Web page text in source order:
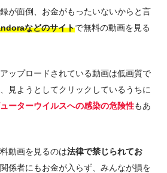
が面倒、お金がもったいないからと言
などのサイトで無料の動画を見る
ップロードされている動画は低画質で
見ようとしてクリックしているうちに
ーターウイルスへの感染の危険性もあ
動画を見るのは法律で禁じられてお
係者にもお金が入らず、みんなが損を